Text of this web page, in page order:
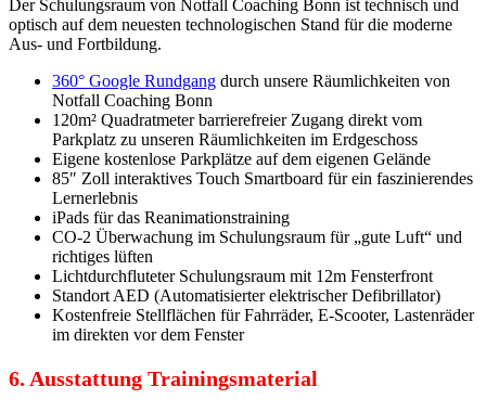
Der Schulungsraum von Notfall Coaching Bonn ist technisch und
optisch auf dem neuesten technologischen Stand für die moderne
Aus- und Fortbildung.
360° Google Rundgang durch unsere Räumlichkeiten von
Notfall Coaching Bonn
120m² Quadratmeter barrierefreier Zugang direkt vom
Parkplatz zu unseren Räumlichkeiten im Erdgeschoss
Eigene kostenlose Parkplätze auf dem eigenen Gelände
85″ Zoll interaktives Touch Smartboard für ein faszinierendes
Lernerlebnis
iPads für das Reanimationstraining
CO-2 Überwachung im Schulungsraum für „gute Luft“ und
richtiges lüften
Lichtdurchfluteter Schulungsraum mit 12m Fensterfront
Standort AED (Automatisierter elektrischer Defibrillator)
Kostenfreie Stellflächen für Fahrräder, E-Scooter, Lastenräder
im direkten vor dem Fenster
6. Ausstattung Trainingsmaterial